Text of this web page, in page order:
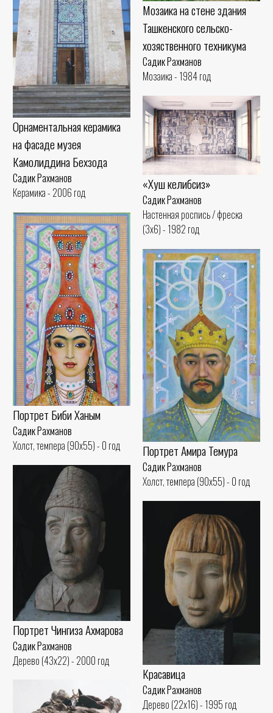
Мозаика на стене здания
Ташкенского сельско-
хозяственного техникума
Садик Рахманов
Мозаика - 1984 год
Орнаментальная керамика
на фасаде музея
Камолиддина Бехзода
Садик Рахманов
Керамика - 2006 год
«Хуш келибсиз»
Садик Рахманов
Настенная роспись / фреска
(3x6) - 1982 год
Портрет Биби Ханым
Садик Рахманов
Холст, темпера (90x55) - 0 год
Портрет Амира Темура
Садик Рахманов
Холст, темпера (90x55) - 0 год
Портрет Чингиза Ахмарова
Садик Рахманов
Дерево (43x22) - 2000 год
Красавица
Садик Рахманов
Дерево (22x16) - 1995 год